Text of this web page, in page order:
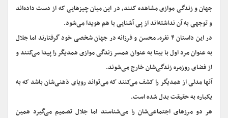
جهان و زندگی موازی مشاهده کنند، در این میان چیزهایی که از دست داده‌اند
و توجهی به آن نداشته‌اند از پی آشنایی با هم هویدا می‌شود.
در این داستان ۴ نفره، محسن و فرزانه در جهان شخصی خود گرفتارند اما جلال
به عنوان مرد اول با بیتا به عنوان همسر زندگی موازی همدیگر را پیدا می‌کنند و
از فضای روزمره زندگی‌شان خارج می‌شوند.
آنها مدلی از همدیگر را کشف می‌کنند که می‌تواند رویای ذهنی‌شان باشد که به
یکباره به حقیقت بدل شده است.
هر دو مرزهای اجتماعی‌شان را می‌شناسند اما جلال تصمیم می‌گیرد همین